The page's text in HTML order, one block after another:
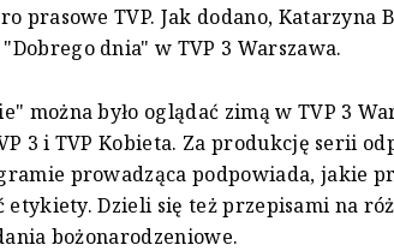
prasowe TVP. Jak dodano, Katarzyna
dnia" w TVP 3 Warszawa.
można było oglądać zimą w TVP 3
3 i TVP Kobieta. Za produkcję serii
prowadząca podpowiada, jakie
Dzieli się też przepisami na
bożonarodzeniowe.